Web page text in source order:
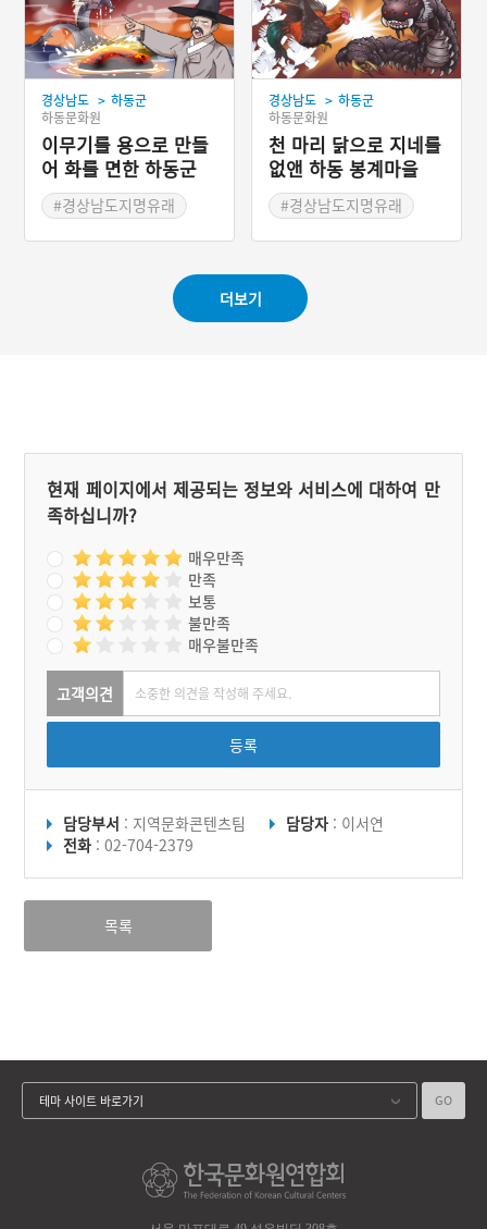
경상남도 > 하동군
하동문화원
이무기를 용으로 만들
어 화를 면한 하동군
진교면
#경상남도지명유래
경상남도 > 하동군
하동문화원
천 마리 닭으로 지네를
없앤 하동 봉계마을
#경상남도지명유래
더보기
현재 페이지에서 제공되는 정보와 서비스에 대하여 만
족하십니까?
매우만족
만족
보통
불만족
매우불만족
고객의견
등록
담당부서 : 지역문화콘텐츠팀 담당자 : 이서연
전화 : 02-704-2379
목록
테마 사이트 바로가기 GO